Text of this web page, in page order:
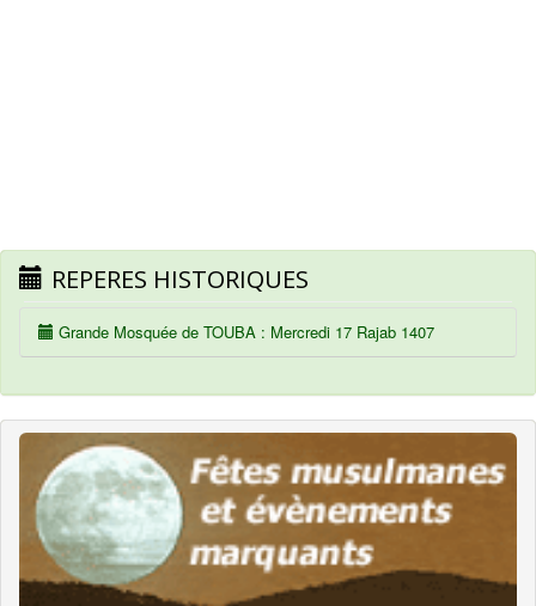
REPERES HISTORIQUES
Grande Mosquée de TOUBA : Mercredi 17 Rajab 1407